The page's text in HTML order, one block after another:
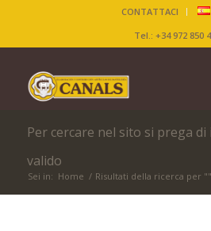
CONTATTACI
Tel.: +34 972 850
Per cercare nel sito si prega
valido
Sei in: Home / Risultati della ricerca per ""